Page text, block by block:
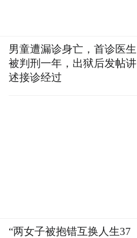
男童遭漏诊身亡，首诊医生
被判刑一年，出狱后发帖讲
述接诊经过
“两女子被抱错互换人生37